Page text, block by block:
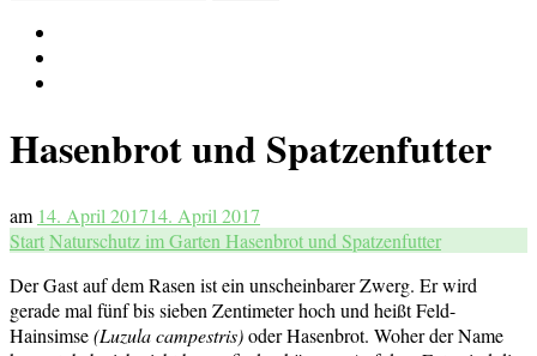
nach:
Hasenbrot und Spatzenfutter
am 14. April 201714. April 2017
StartNaturschutz im Garten Hasenbrot und Spatzenfutter
Der Gast auf dem Rasen ist ein unscheinbarer Zwerg. Er wird
gerade mal fünf bis sieben Zentimeter hoch und heißt Feld-
Hainsimse(Luzula campestris)oder Hasenbrot. Woher der Name